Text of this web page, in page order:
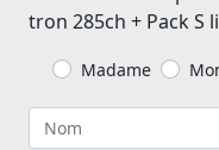
tron 285ch + Pack S
Madame